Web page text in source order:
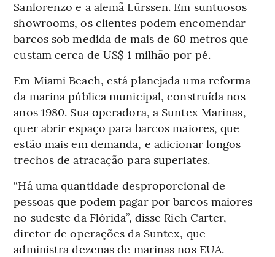
Sanlorenzo e a alemã Lürssen. Em suntuosos
showrooms, os clientes podem encomendar
barcos sob medida de mais de 60 metros que
custam cerca de US$ 1 milhão por pé.
Em Miami Beach, está planejada uma reforma
da marina pública municipal, construída nos
anos 1980. Sua operadora, a Suntex Marinas,
quer abrir espaço para barcos maiores, que
estão mais em demanda, e adicionar longos
trechos de atracação para superiates.
“Há uma quantidade desproporcional de
pessoas que podem pagar por barcos maiores
no sudeste da Flórida”, disse Rich Carter,
diretor de operações da Suntex, que
administra dezenas de marinas nos EUA.